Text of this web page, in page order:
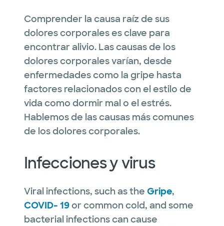
Comprender la causa raíz de sus
dolores corporales es clave para
encontrar alivio. Las causas de los
dolores corporales varían, desde
enfermedades como la gripe hasta
factores relacionados con el estilo de
vida como dormir mal o el estrés.
Hablemos de las causas más comunes
de los dolores corporales.
Infecciones y virus
Viral infections, such as the Gripe,
COVID- 19or common cold, and some
bacterial infections can cause